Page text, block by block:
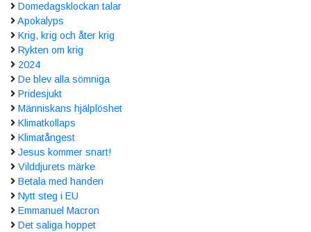
Domedagsklockan talar
Apokalyps
Krig, krig och åter krig
Rykten om krig
2024
De blev alla sömniga
Pridesjukt
Människans hjälplöshet
Klimatkollaps
Klimatångest
Jesus kommer snart!
Vilddjurets märke
Betala med handen
Nytt steg i EU
Emmanuel Macron
Det saliga hoppet